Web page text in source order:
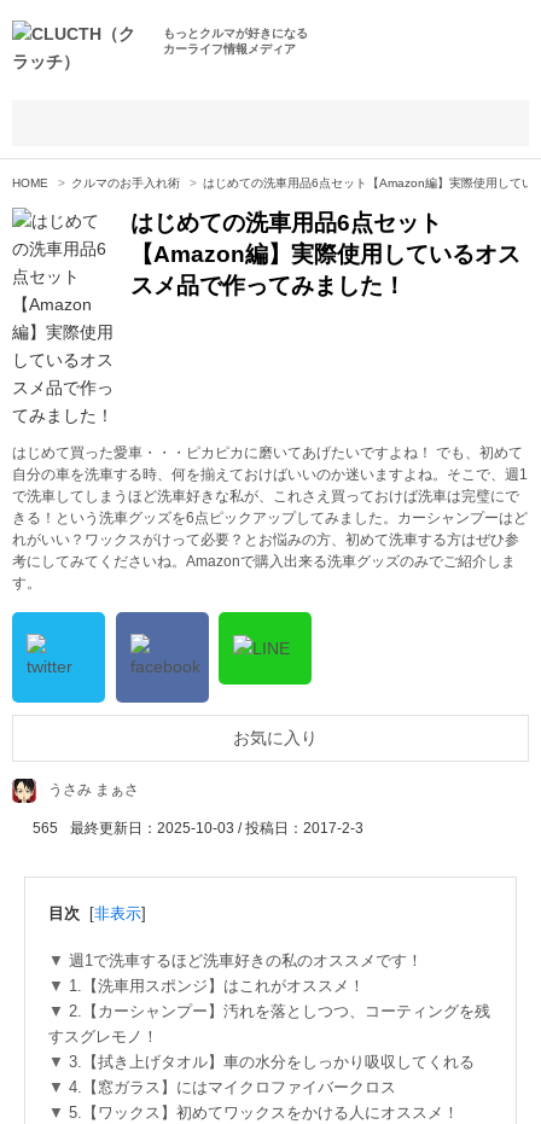
もっとクルマが好きになる
カーライフ情報メディア
HOME クルマのお手入れ術 はじめての洗車用品6点セット【Amazon編】実際使用してい
はじめての洗車用品6点セット
【Amazon編】実際使用しているオス
スメ品で作ってみました！
はじめて買った愛車・・・ピカピカに磨いてあげたいですよね！ でも、初めて
自分の車を洗車する時、何を揃えておけばいいのか迷いますよね。そこで、週1
で洗車してしまうほど洗車好きな私が、これさえ買っておけば洗車は完璧にで
きる！という洗車グッズを6点ピックアップしてみました。カーシャンプーはど
れがいい？ワックスがけって必要？とお悩みの方、初めて洗車する方はぜひ参
考にしてみてくださいね。Amazonで購入出来る洗車グッズのみでご紹介しま
す。
お気に入り
うさみ まぁさ
565 最終更新日：2025-10-03 / 投稿日： 2017-2-3
目次 [非表示]
週1で洗車するほど洗車好きの私のオススメです！
1.【洗車用スポンジ】はこれがオススメ！
2.【カーシャンプー】汚れを落としつつ、コーティングを残
すスグレモノ！
3.【拭き上げタオル】車の水分をしっかり吸収してくれる
4.【窓ガラス】にはマイクロファイバークロス
5.【ワックス】初めてワックスをかける人にオススメ！